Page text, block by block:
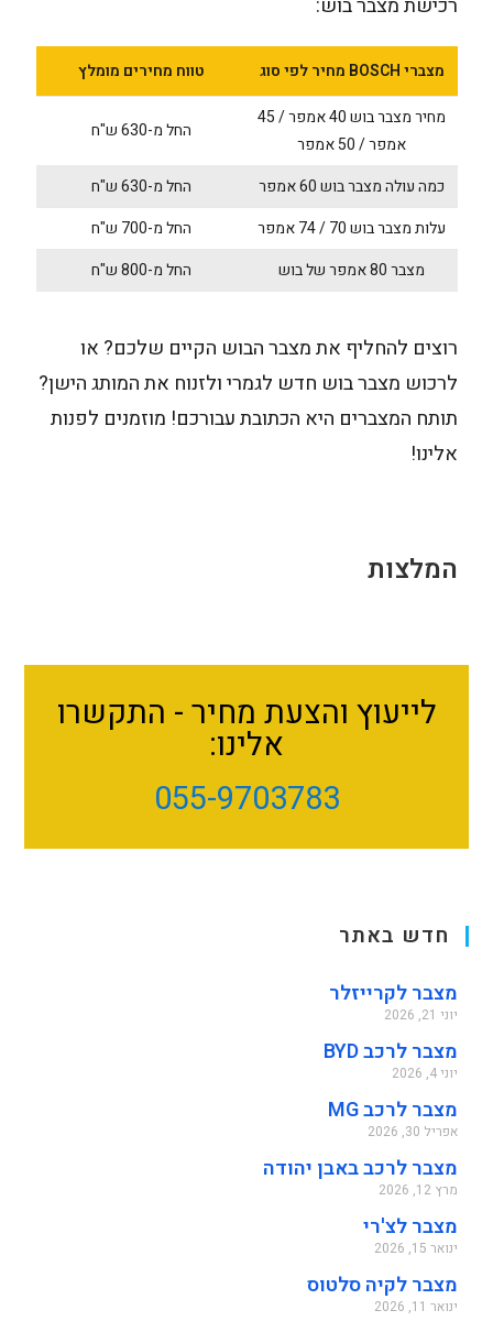
מצברי BOSCH מחיר לפי סוג
טווח מחירים מומלץ
מחיר מצבר בוש 40 אמפר / 45
אמפר / 50 אמפר
החל מ-630 ש"ח
כמה עולה מצבר בוש 60 אמפר
החל מ-630 ש"ח
עלות מצבר בוש 70 / 74
אמפר
החל מ-700 ש"ח
מצבר 80 אמפר של בוש
החל מ-800 ש"ח
רוצים להחליף את מצבר הבוש הקיים שלכם? או
לרכוש מצבר בוש חדש לגמרי ולזנוח את המותג הישן?
תותח המצברים היא הכתובת עבורכם! מוזמנים לפנות
אלינו!
המלצות
לייעוץ והצעת מחיר - התקשרו
אלינו:
055-9703783
חדש באתר
מצבר לקרייזלר
יוני 21, 2026
מצבר לרכב BYD
יוני 4, 2026
מצבר לרכב MG
אפריל 30, 2026
מצבר לרכב באבן יהודה
מרץ 12, 2026
מצבר לצ'רי
ינואר 15, 2026
מצבר לקיה סלטוס
ינואר 11, 2026